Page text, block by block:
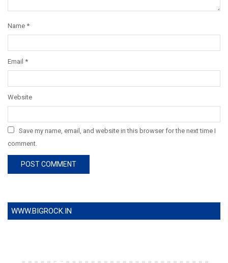
Name *
Email *
Website
Save my name, email, and website in this browser for the next time I
comment.
WWW.BIGROCK.IN